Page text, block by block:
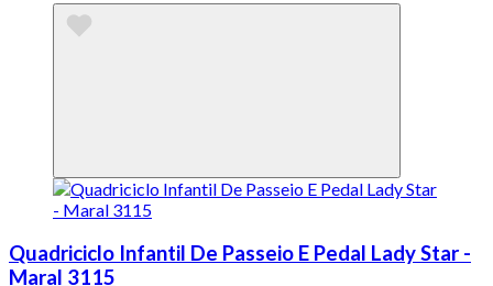
Quadriciclo Infantil De Passeio E Pedal Lady Star -
Maral 3115